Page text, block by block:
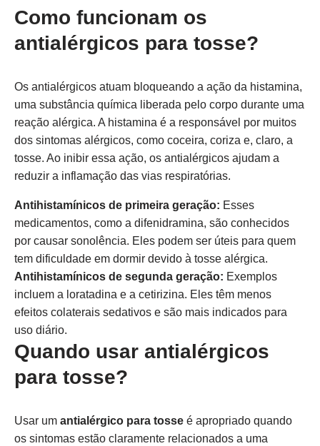
Como funcionam os
antialérgicos para tosse?
Os antialérgicos atuam bloqueando a ação da histamina,
uma substância química liberada pelo corpo durante uma
reação alérgica. A histamina é a responsável por muitos
dos sintomas alérgicos, como coceira, coriza e, claro, a
tosse. Ao inibir essa ação, os antialérgicos ajudam a
reduzir a inflamação das vias respiratórias.
Antihistamínicos de primeira geração: Esses
medicamentos, como a difenidramina, são conhecidos
por causar sonolência. Eles podem ser úteis para quem
tem dificuldade em dormir devido à tosse alérgica.
Antihistamínicos de segunda geração: Exemplos
incluem a loratadina e a cetirizina. Eles têm menos
efeitos colaterais sedativos e são mais indicados para
uso diário.
Quando usar antialérgicos
para tosse?
Usar um antialérgico para tosse é apropriado quando
os sintomas estão claramente relacionados a uma